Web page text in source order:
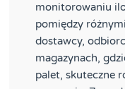
monitorowaniu
pomiędzy
dostawcy,
magazynach,
palet, skuteczne